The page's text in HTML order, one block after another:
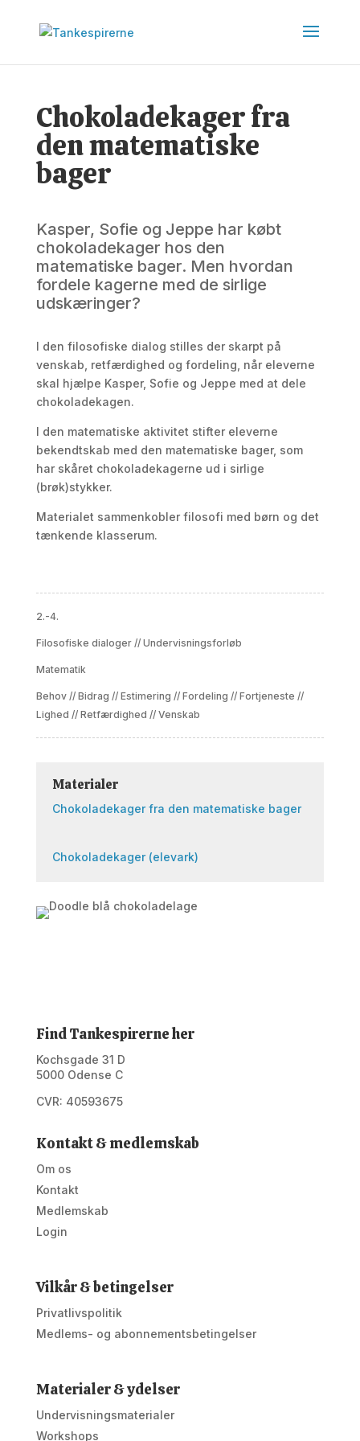
Chokoladekager fra
den matematiske
bager
Kasper, Sofie og Jeppe har købt
chokoladekager hos den
matematiske bager. Men hvordan
fordele kagerne med de sirlige
udskæringer?
I den filosofiske dialog stilles der skarpt på
venskab, retfærdighed og fordeling, når eleverne
skal hjælpe Kasper, Sofie og Jeppe med at dele
chokoladekagen.
I den matematiske aktivitet stifter eleverne
bekendtskab med den matematiske bager, som
har skåret chokoladekagerne ud i sirlige
(brøk)stykker.
Materialet sammenkobler filosofi med børn og det
tænkende klasserum.
2.-4.
Filosofiske dialoger// Undervisningsforløb
Matematik
Behov// Bidrag // Estimering // Fordeling // Fortjeneste //
Lighed // Retfærdighed // Venskab
Materialer
Chokoladekager fra den matematiske bager
Chokoladekager (elevark)
Find Tankespirerne her
Kochsgade 31 D
5000 Odense C
CVR: 40593675
Kontakt & medlemskab
Om os
Kontakt
Medlemskab
Login
Vilkår & betingelser
Privatlivspolitik
Medlems- og abonnementsbetingelser
Materialer & ydelser
Undervisningsmaterialer
Workshops